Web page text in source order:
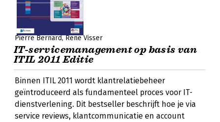
Pierre Bernard René Visser
IT-servicemanagement op basis van
ITIL 2011 Editie
Binnen ITIL 2011 wordt klantrelatiebeheer
geïntroduceerd als fundamenteel proces voor IT-
dienstverlening. Dit bestseller beschrijft hoe je via
service reviews, klantcommunicatie en account